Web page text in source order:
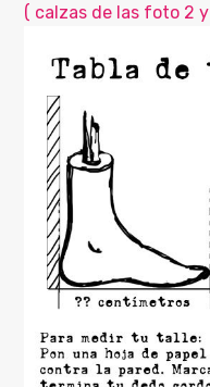
( calzas de las foto 2 y